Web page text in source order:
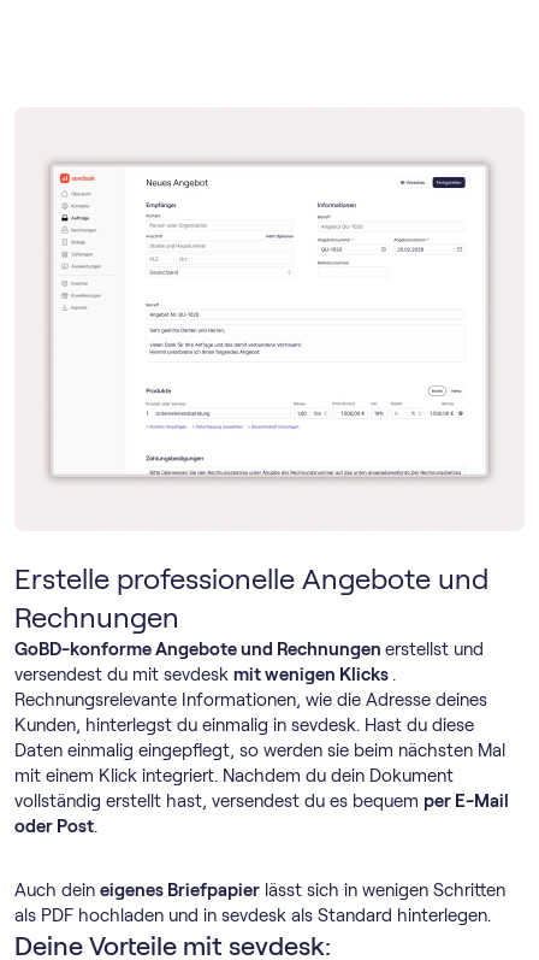
Erstelle professionelle Angebote und
Rechnungen
GoBD-konforme Angebote und Rechnungen erstellst und
versendest du mit sevdesk mit wenigen Klicks .
Rechnungsrelevante Informationen, wie die Adresse deines
Kunden, hinterlegst du einmalig in sevdesk. Hast du diese
Daten einmalig eingepflegt, so werden sie beim nächsten Mal
mit einem Klick integriert. Nachdem du dein Dokument
vollständig erstellt hast, versendest du es bequem per E-Mail
oder Post.
Auch dein eigenes Briefpapier lässt sich in wenigen Schritten
als PDF hochladen und in sevdesk als Standard hinterlegen.
Deine Vorteile mit sevdesk: